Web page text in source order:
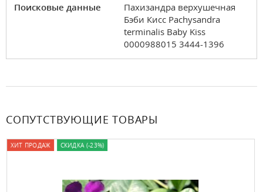
Поисковые данные
Пахизандра верхушечная
Бэби Кисс Pachysandra
terminalis Baby Kiss
0000988015 3444-1396
СОПУТСТВУЮЩИЕ ТОВАРЫ
ХИТ ПРОДАЖ СКИДКА (-23%)